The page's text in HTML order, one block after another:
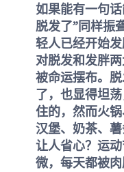
如果能有一句
脱发了”同样振
轻人已经开始
对脱发和发胖
被命运摆布。
了，也显得坦
住的，然而火锅
汉堡、奶茶、
让人省心？运
微，每天都被肉